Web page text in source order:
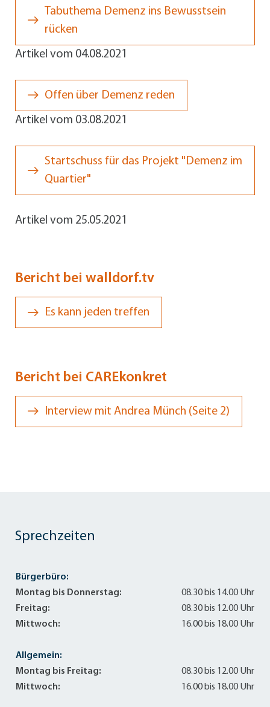
Tabuthema Demenz ins Bewusstsein
rücken
Artikel vom 04.08.2021
Offen über Demenz reden
Artikel vom 03.08.2021
Startschuss für das Projekt "Demenz im
Quartier"
Artikel vom 25.05.2021
Bericht bei walldorf.tv
Es kann jeden treffen
Bericht bei CAREkonkret
Interview mit Andrea Münch (Seite 2)
Sprechzeiten
Bürgerbüro:
Montag bis Donnerstag:
08.30 bis 14.00 Uhr
Freitag:
08.30 bis 12.00 Uhr
Mittwoch:
16.00 bis 18.00 Uhr
Allgemein:
Montag bis Freitag:
08.30 bis 12.00 Uhr
Mittwoch:
16.00 bis 18.00 Uhr